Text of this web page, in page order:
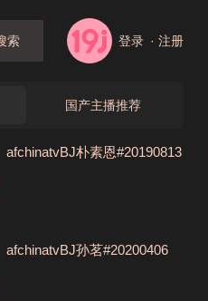
索 登录 · 注册
国产主播推荐
afchinatvBJ朴素恩#20190813
afchinatvBJ孙茗#20200406